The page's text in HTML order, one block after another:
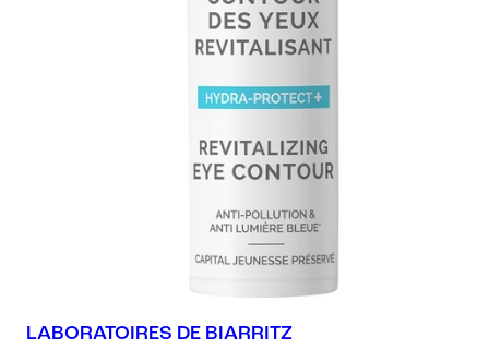
LABORATOIRES DE BIARRITZ